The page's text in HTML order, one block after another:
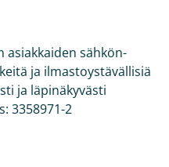
asiakkaiden sähkön­
ja ilmasto­ystävällisiä
ja läpinäkyvästi
3358971-2